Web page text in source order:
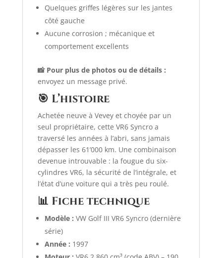
Quelques griffes légères sur les jantes
côté gauche
Aucune corrosion ; mécanique et
comportement excellents
📸 Pour plus de photos ou de détails :
envoyez un message privé.
🎯 L’histoire
Achetée neuve à Vevey et choyée par un
seul propriétaire, cette VR6 Syncro a
traversé les années à l’abri, sans jamais
dépasser les 61’000 km. Une combinaison
devenue introuvable : la fougue du six-
cylindres VR6, la sécurité de l’intégrale, et
l’état d’une voiture qui a très peu roulé.
📊 Fiche technique
Modèle : VW Golf III VR6 Syncro (dernière
série)
Année : 1997